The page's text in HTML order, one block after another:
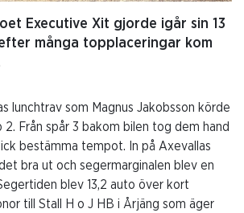
Executive Xit gjorde igår sin 13
många topplaceringar kom
lunchtrav som Magnus Jakobsson körde
Från spår 3 bakom bilen tog dem hand
bestämma tempot. In på Axevallas
bra ut och segermarginalen blev en
blev 13,2 auto över kort
till Stall H o J HB i Årjäng som äger